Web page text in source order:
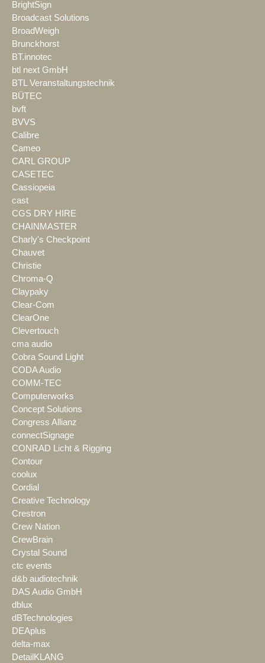
BrightSign
Broadcast Solutions
BroadWeigh
Brunckhorst
BT.innotec
btl next GmbH
BTL Veranstaltungstechnik
BÜTEC
bvft
BVVS
Calibre
Cameo
CARL GROUP
CASETEC
Cassiopeia
cast
CGS DRY HIRE
CHAINMASTER
Charly's Checkpoint
Chauvet
Christie
Chroma-Q
Claypaky
Clear-Com
ClearOne
Clevertouch
cma audio
Cobra Sound Light
CODA Audio
COMM-TEC
Computerworks
Concept Solutions
Congress Allianz
connectSignage
CONRAD Licht & Rigging
Contour
coolux
Cordial
Creative Technology
Crestron
Crew Nation
CrewBrain
Crystal Sound
ctc events
d&b audiotechnik
DAS Audio GmbH
dblux
dBTechnologies
DEAplus
delta-max
DetailKLANG